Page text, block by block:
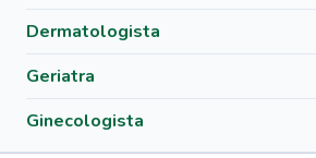
Dermatologista
Geriatra
Ginecologista